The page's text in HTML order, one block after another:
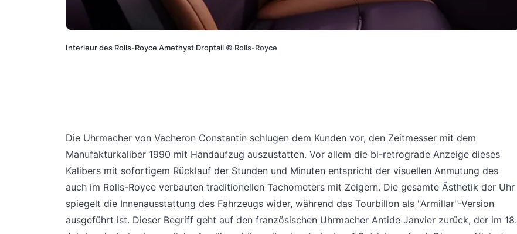
Interieur des Rolls-Royce Amethyst Droptail © Rolls-Royce
Die Uhrmacher von Vacheron Constantin schlugen dem Kunden vor, den Zeitmesser mit dem
Manufakturkaliber 1990 mit Handaufzug auszustatten. Vor allem die bi-retrograde Anzeige dieses
Kalibers mit sofortigem Rücklauf der Stunden und Minuten entspricht der visuellen Anmutung des
auch im Rolls-Royce verbauten traditionellen Tachometers mit Zeigern. Die gesamte Ästhetik der Uhr
spiegelt die Innenausstattung des Fahrzeugs wider, während das Tourbillon als "Armillar"-Version
ausgeführt ist. Dieser Begriff geht auf den französischen Uhrmacher Antide Janvier zurück, der im 18.